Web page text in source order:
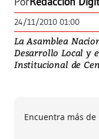
24/11/2010 01:00
La Asamblea
Desarrollo Local y
Institucional de
Encuentra más